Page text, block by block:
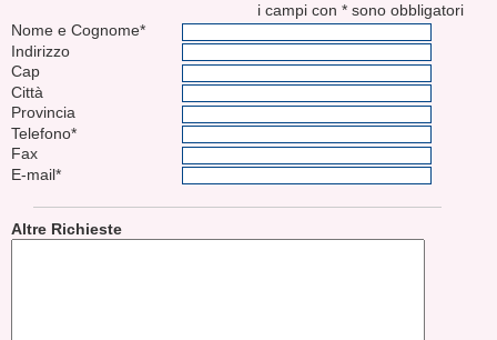
i campi con * sono obbligatori
Nome e Cognome*
Indirizzo
Cap
Città
Provincia
Telefono*
Fax
E-mail*
Altre Richieste